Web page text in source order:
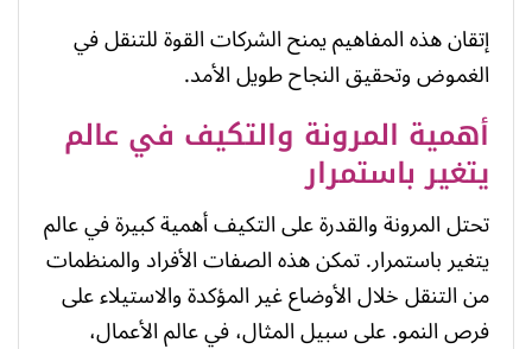
إتقان هذه المفاهيم يمنح الشركات القوة للتنقل في
الغموض وتحقيق النجاح طويل الأمد.
أهمية المرونة والتكيف في عالم
يتغير باستمرار
تحتل المرونة والقدرة على التكيف أهمية كبيرة في عالم
يتغير باستمرار. تمكن هذه الصفات الأفراد والمنظمات
من التنقل خلال الأوضاع غير المؤكدة والاستيلاء على
فرص النمو. على سبيل المثال، في عالم الأعمال،